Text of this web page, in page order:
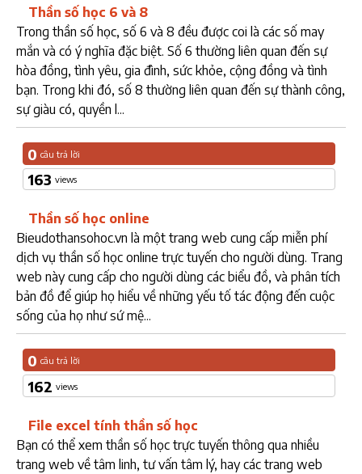
Thần số học 6 và 8
Trong thần số học, số 6 và 8 đều được coi là các số may
mắn và có ý nghĩa đặc biệt. Số 6 thường liên quan đến sự
hòa đồng, tình yêu, gia đình, sức khỏe, cộng đồng và tình
bạn. Trong khi đó, số 8 thường liên quan đến sự thành công,
sự giàu có, quyền l...
0 câu trả lời
163 views
Thần số học online
Bieudothansohoc.vn là một trang web cung cấp miễn phí
dịch vụ thần số học online trực tuyến cho người dùng. Trang
web này cung cấp cho người dùng các biểu đồ, và phân tích
bản đồ để giúp họ hiểu về những yếu tố tác động đến cuộc
sống của họ như sứ mệ...
0 câu trả lời
162 views
File excel tính thần số học
Bạn có thể xem thần số học trực tuyến thông qua nhiều
trang web về tâm linh, tư vấn tâm lý, hay các trang web